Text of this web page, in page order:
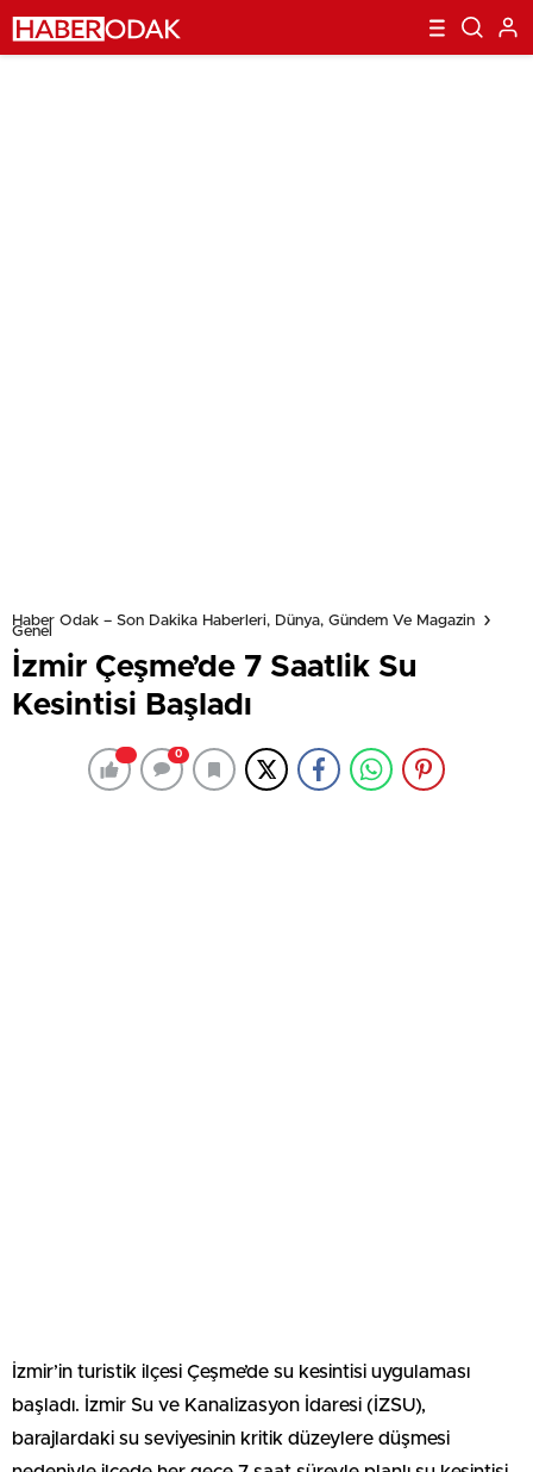
Haber Odak – Son Dakika Haberleri, Dünya, Gündem Ve Magazin
Genel
İzmir Çeşme’de 7 Saatlik Su
Kesintisi Başladı
0
İzmir’in turistik ilçesi Çeşme’de su kesintisi uygulaması
başladı. İzmir Su ve Kanalizasyon İdaresi (İZSU),
barajlardaki su seviyesinin kritik düzeylere düşmesi